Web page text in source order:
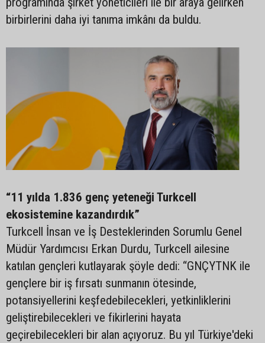
birbirlerini daha iyi tanıma imkânı da buldu.
“11 yılda 1.836 genç yeteneği Turkcell
ekosistemine kazandırdık”
Turkcell İnsan ve İş Desteklerinden Sorumlu Genel
Müdür Yardımcısı Erkan Durdu, Turkcell ailesine
katılan gençleri kutlayarak şöyle dedi: “GNÇYTNK ile
gençlere bir iş fırsatı sunmanın ötesinde,
potansiyellerini keşfedebilecekleri, yetkinliklerini
geliştirebilecekleri ve fikirlerini hayata
geçirebilecekleri bir alan açıyoruz. Bu yıl Türkiye'deki